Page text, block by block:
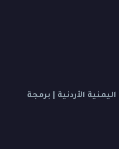
الأردنية | برمجة